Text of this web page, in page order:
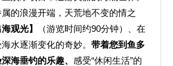
的浪漫开端，天荒地不变的情之
观光】
（游览时间约90分钟）、在
水逐渐变化的奇妙。 带着您到鱼多
海垂钓的乐趣、 感受“休闲生活”的